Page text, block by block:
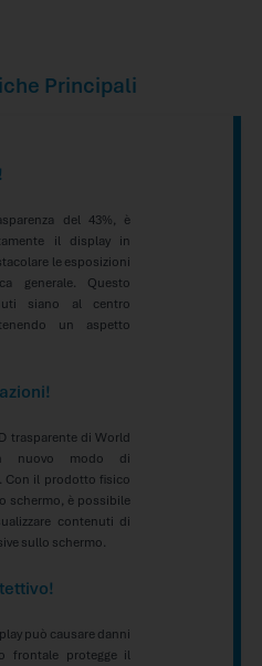
del 43%, è
il display in
le esposizioni
generale. Questo
siano al centro
un aspetto
trasparente di World
nuovo modo di
Con il prodotto fisico
schermo, è possibile
contenuti di
sullo schermo.
può causare danni
frontale protegge il
Principali